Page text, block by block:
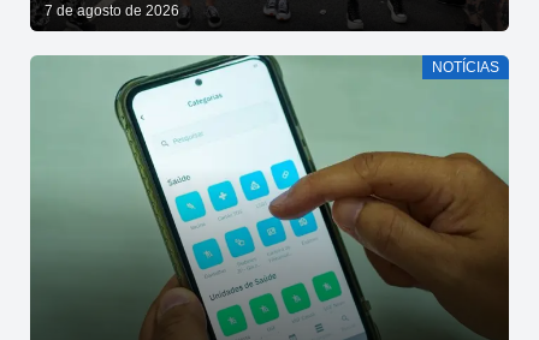
7 de agosto de 2026
NOTÍCIAS